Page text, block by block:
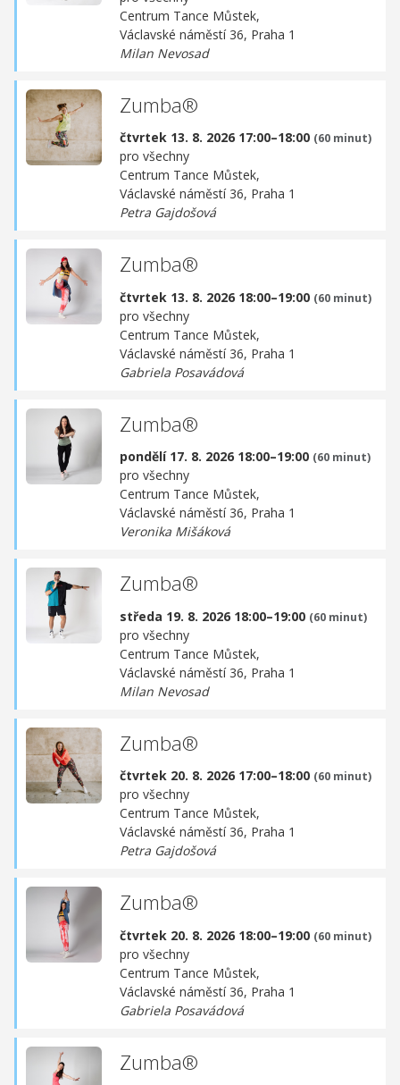
Centrum Tance Můstek,
Václavské náměstí 36, Praha 1
Milan Nevosad
Zumba®
čtvrtek 13. 8. 2026 17:00–18:00 (60 minut)
pro všechny
Centrum Tance Můstek,
Václavské náměstí 36, Praha 1
Petra Gajdošová
Zumba®
čtvrtek 13. 8. 2026 18:00–19:00 (60 minut)
pro všechny
Centrum Tance Můstek,
Václavské náměstí 36, Praha 1
Gabriela Posavádová
Zumba®
pondělí 17. 8. 2026 18:00–19:00 (60 minut)
pro všechny
Centrum Tance Můstek,
Václavské náměstí 36, Praha 1
Veronika Mišáková
Zumba®
středa 19. 8. 2026 18:00–19:00 (60 minut)
pro všechny
Centrum Tance Můstek,
Václavské náměstí 36, Praha 1
Milan Nevosad
Zumba®
čtvrtek 20. 8. 2026 17:00–18:00 (60 minut)
pro všechny
Centrum Tance Můstek,
Václavské náměstí 36, Praha 1
Petra Gajdošová
Zumba®
čtvrtek 20. 8. 2026 18:00–19:00 (60 minut)
pro všechny
Centrum Tance Můstek,
Václavské náměstí 36, Praha 1
Gabriela Posavádová
Zumba®